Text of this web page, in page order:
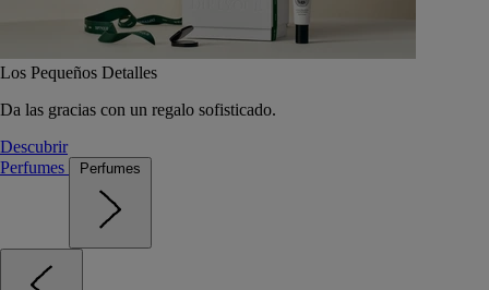
Los Pequeños Detalles
Da las gracias con un regalo sofisticado.
Descubrir
Perfumes
Perfumes